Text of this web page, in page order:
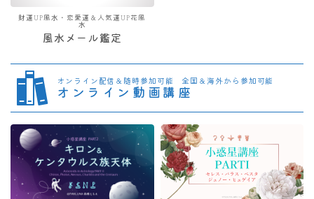
財運UP風水・恋愛運＆人気運UP花風
水
風水メール鑑定
オンライン配信＆随時参加可能 全国＆海外から参加可能
オンライン動画講座